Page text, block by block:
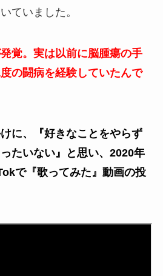
ていました。
覚。実は以前に脳腫瘍の手
の闘病を経験していたんで
に、『好きなことをやらず
たいない』と思い、2020年
で『歌ってみた』動画の投